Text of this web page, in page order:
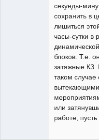
секунды-
сохранить в
лишиться
часы-сутки в
блоков. Т.е.
затяжные КЗ.
таком случае
или
работе,